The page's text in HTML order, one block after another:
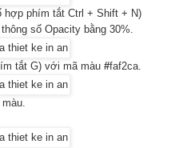
hợp phím tắt Ctrl + Shift + N)
số Opacity bằng 30%.
tắt G) với mã màu #faf2ca.